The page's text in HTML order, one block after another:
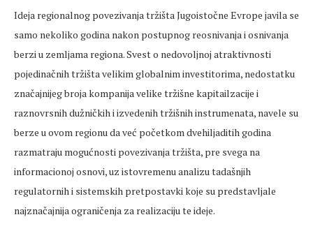
Ideja regionalnog povezivanja tržišta Jugoistočne Evrope javila se
samo nekoliko godina nakon postupnog reosnivanja i osnivanja
berzi u zemljama regiona. Svest o nedovoljnoj atraktivnosti
pojedinačnih tržišta velikim globalnim investitorima, nedostatku
značajnijeg broja kompanija velike tržišne kapitailzacije i
raznovrsnih dužničkih i izvedenih tržišnih instrumenata, navele su
berze u ovom regionu da već početkom dvehiljaditih godina
razmatraju mogućnosti povezivanja tržišta, pre svega na
informacionoj osnovi, uz istovremenu analizu tadašnjih
regulatornih i sistemskih pretpostavki koje su predstavljale
najznačajnija ograničenja za realizaciju te ideje.